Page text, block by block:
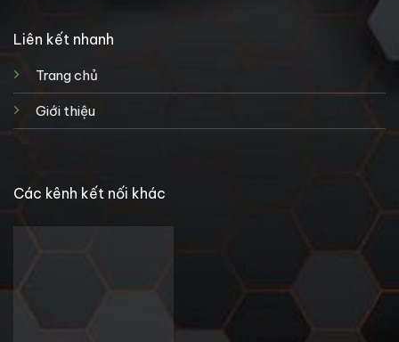
Liên kết nhanh
Trang chủ
Giới thiệu
Các kênh kết nối khác